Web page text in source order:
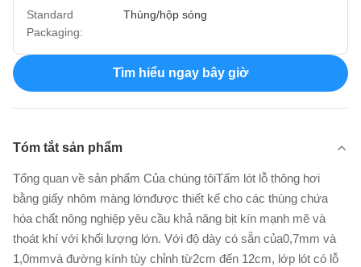
Standard
Packaging:
Thùng/hộp sóng
Tìm hiểu ngay bây giờ
Tóm tắt sản phẩm
Tổng quan về sản phẩm Của chúng tôiTấm lót lỗ thông hơi
bằng giấy nhôm màng lớnđược thiết kế cho các thùng chứa
hóa chất nông nghiệp yêu cầu khả năng bịt kín mạnh mẽ và
thoát khí với khối lượng lớn. Với độ dày có sẵn của0,7mm và
1,0mmvà đường kính tùy chỉnh từ2cm đến 12cm, lớp lót có lỗ